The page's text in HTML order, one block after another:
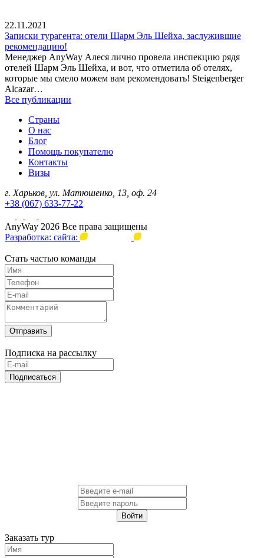
22.11.2021
Записки турагента: отели Шарм Эль Шейха, заслужившие
рекомендацию!
Менеджер AnyWay Алеся лично провела инспекцию рядя
отелей Шарм Эль Шейха, и вот, что отметила об отелях,
которые мы смело можем вам рекомендовать! Steigenberger
Alcazar…
Все публикации
Страны
О нас
Блог
Помощь покупателю
Контакты
Визы
г. Харьков, ул. Матюшенко, 13, оф. 24
+38 (067) 633-77-22
AnyWay 2026 Все права защищены
Разработка: сайта:
Стать частью команды
Отправить
Подписка на рассылку
Подписаться
Войти
Заказать тур